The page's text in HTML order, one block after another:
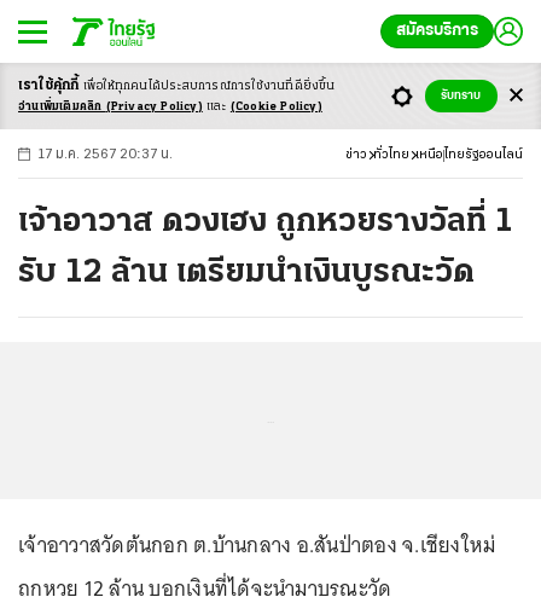
สมัครบริการ
-ก ก ก+
17 ม.ค. 2567 20:37 น. ข่าว ทั่วไทย เหนือ ไทยรัฐออนไลน์
เจ้าอาวาส ดวงเฮง ถูกหวยรางวัลที่ 1
รับ 12 ล้าน เตรียมนำเงินบูรณะวัด
เจ้าอาวาสวัดต้นกอก ต.บ้านกลาง อ.สันป่าตอง จ.เชียงใหม่
ถูกหวย 12 ล้าน บอกเงินที่ได้จะนำมาบูรณะวัด
เราใช้คุ้กกี้ เพื่อให้ทุกคนได้ประสบการณ์การใช้งานที่ดียิ่งขึ้น
อ่านเพิ่มเติมคลิก (Privacy Policy) และ (Cookie Policy)
รับทราบ